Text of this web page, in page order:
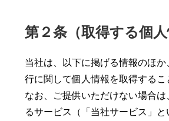
第２条（取得する個人
当社は、以下に掲げる情報のほか
行に関して個人情報を取得するこ
なお、ご提供いただけない場合は
るサービス（「当社サービス」